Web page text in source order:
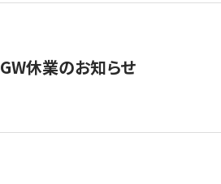
GW休業のお知らせ